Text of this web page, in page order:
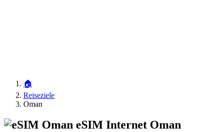
🏠
Reiseziele
Oman
eSIM Internet Oman